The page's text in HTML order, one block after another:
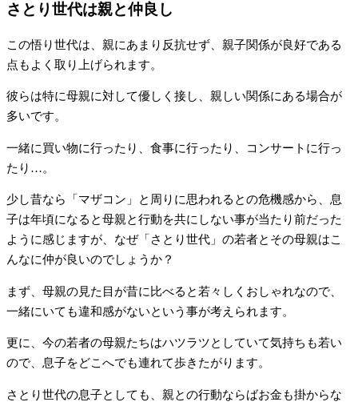
さとり世代は親と仲良し
この悟り世代は、親にあまり反抗せず、親子関係が良好である
点もよく取り上げられます。
彼らは特に母親に対して優しく接し、親しい関係にある場合が
多いです。
一緒に買い物に行ったり、食事に行ったり、コンサートに行っ
たり…。
少し昔なら「マザコン」と周りに思われるとの危機感から、息
子は年頃になると母親と行動を共にしない事が当たり前だった
ように感じますが、なぜ「さとり世代」の若者とその母親はこ
んなに仲が良いのでしょうか？
まず、母親の見た目が昔に比べると若々しくおしゃれなので、
一緒にいても違和感がないという事が考えられます。
更に、今の若者の母親たちはハツラツとしていて気持ちも若い
ので、息子をどこへでも連れて歩きたがります。
さとり世代の息子としても、親との行動ならばお金も掛からな